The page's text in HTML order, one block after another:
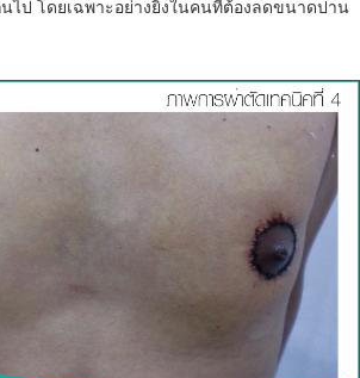
ไป โดยเฉพาะอย่างยิ่งในคนที่ต้องลดขนาดปาน